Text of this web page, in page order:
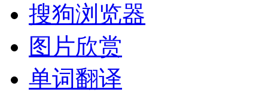
搜狗浏览器
图片欣赏
单词翻译